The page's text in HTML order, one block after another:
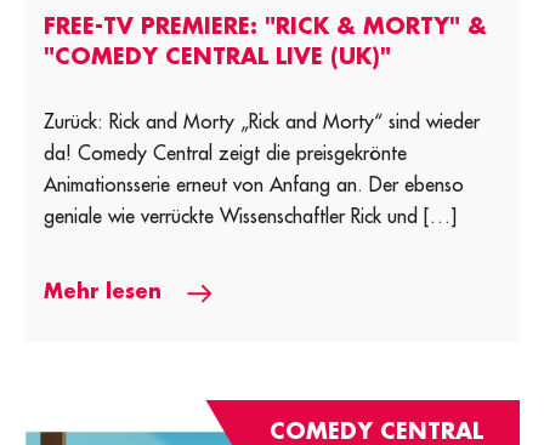
FREE-TV PREMIERE: "RICK & MORTY" &
"COMEDY CENTRAL LIVE (UK)"
Zurück: Rick and Morty „Rick and Morty“ sind wieder
da! Comedy Central zeigt die preisgekrönte
Animationsserie erneut von Anfang an. Der ebenso
geniale wie verrückte Wissenschaftler Rick und […]
Mehr lesen
COMEDY CENTRAL